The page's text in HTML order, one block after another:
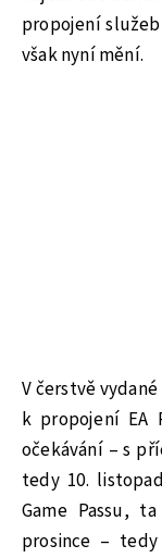
propojení
však nyní mění.
V čerstvě
k propojení EA
očekávání – s
tedy 10.
Game Passu,
prosince –